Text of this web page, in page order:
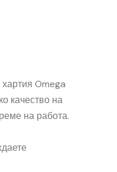
Omega
качество на
на работа.